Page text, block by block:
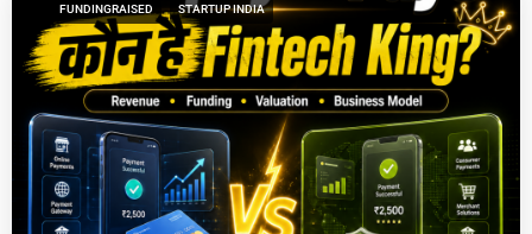
FUNDINGRAISED STARTUP INDIA